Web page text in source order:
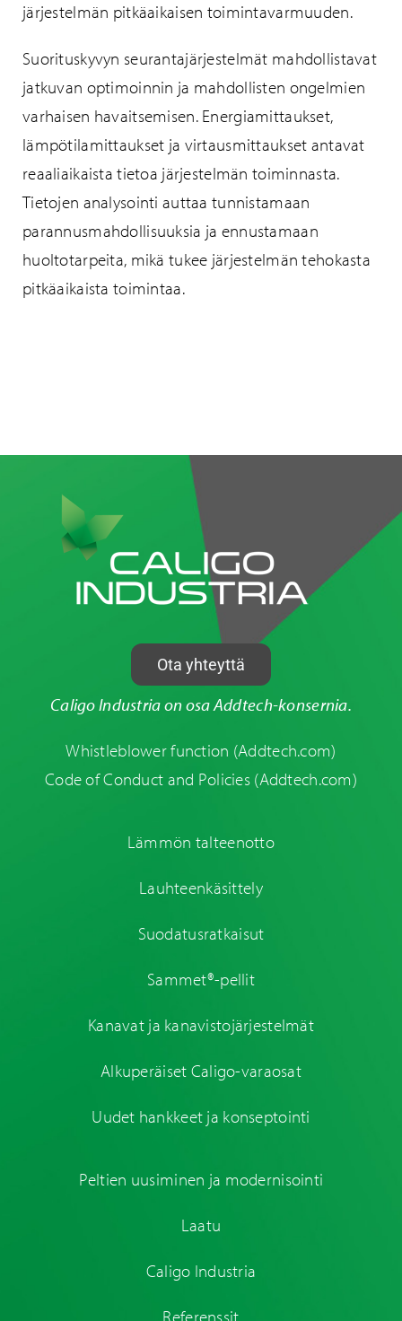
järjestelmän pitkäaikaisen toimintavarmuuden.
Suorituskyvyn seurantajärjestelmät mahdollistavat
jatkuvan optimoinnin ja mahdollisten ongelmien
varhaisen havaitsemisen. Energiamittaukset,
lämpötilamittaukset ja virtausmittaukset antavat
reaaliaikaista tietoa järjestelmän toiminnasta.
Tietojen analysointi auttaa tunnistamaan
parannusmahdollisuuksia ja ennustamaan
huoltotarpeita, mikä tukee järjestelmän tehokasta
pitkäaikaista toimintaa.
Ota yhteyttä
Caligo Industria on osa Addtech-konsernia.
Whistleblower function (Addtech.com)
Code of Conduct and Policies (Addtech.com)
Lämmön talteenotto
Lauhteenkäsittely
Suodatusratkaisut
Sammet®-pellit
Kanavat ja kanavistojärjestelmät
Alkuperäiset Caligo-varaosat
Uudet hankkeet ja konseptointi
Peltien uusiminen ja modernisointi
Laatu
Caligo Industria
Referenssit